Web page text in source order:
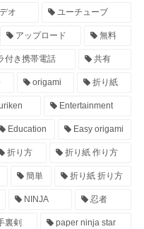
オ ユーチューブ
アップロード 無料
付き携帯電話 共有
origami 折り紙
Entertainment
Education Easy origami
折り方 折り紙 作り方
簡単 折り紙 折り方
NINJA 忍者
裏剣 paper ninja star